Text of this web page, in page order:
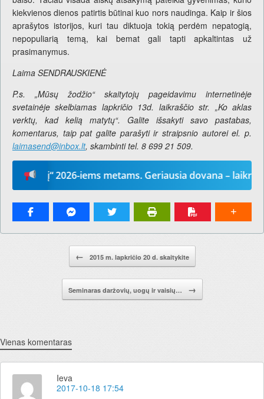
kiekvienos dienos patirtis būtinai kuo nors naudinga. Kaip ir šios
aprašytos istorijos, kuri tau diktuoja tokią perdėm nepatogią,
nepopuliarią temą, kai bemat gali tapti apkaltintas už
prasimanymus.
Laima SENDRAUSKIENĖ
P.s. „Mūsų žodžio“ skaitytojų pageidavimu internetinėje
svetainėje skelbiamas lapkričio 13d. laikraščio str. „Ko aklas
verktų, kad kelią matytų“. Galite išsakyti savo pastabas,
komentarus, taip pat galite parašyti ir straipsnio autorei el. p.
laimasend@inbox.lt, skambinti tel. 8 699 21 509.
2026-iems metams. Geriausia dovana – laikraštis!
← 2015 m. lapkričio 20 d. skaitykite
Seminaras daržovių, uogų ir vaisių… →
Vienas komentaras
Ieva
2017-10-18 17:54